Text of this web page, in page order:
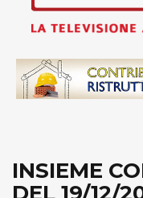
INSIEME